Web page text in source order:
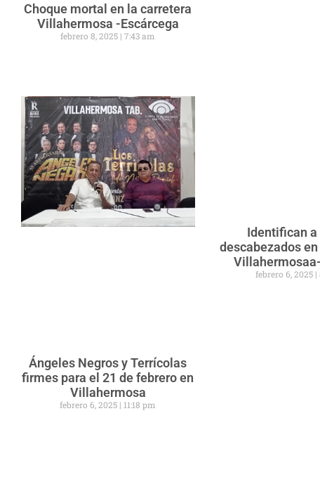
Choque mortal en la carretera
Villahermosa -Escárcega
febrero 8, 2025 7:43 am
Ángeles Negros y Terrícolas
firmes para el 21 de febrero en
Villahermosa
febrero 6, 2025 11:18 pm
Identifican
descabezados
febrero 6, 2025